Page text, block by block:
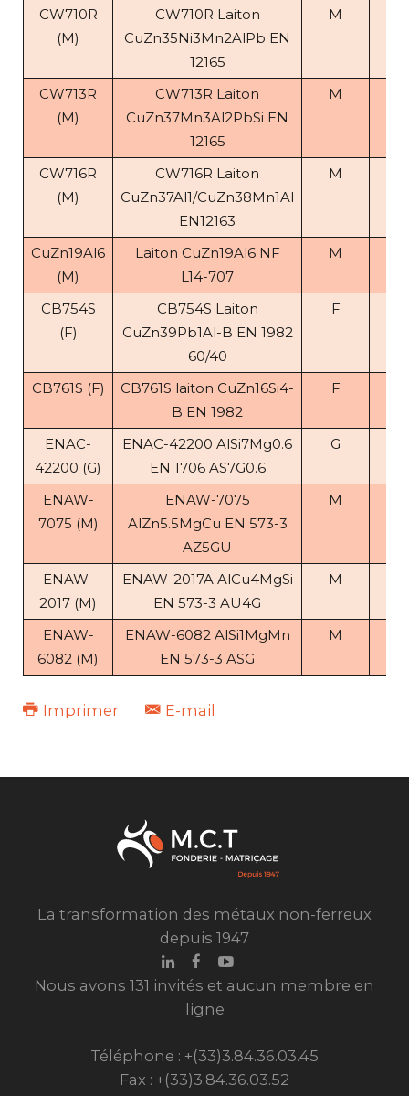
CW710R
(M)
CW710R Laiton
CuZn35Ni3Mn2AlPb EN
12165
M
CW713R
(M)
CW713R Laiton
CuZn37Mn3Al2PbSi EN
12165
M
CW716R
(M)
CW716R Laiton
CuZn37Al1/CuZn38Mn1Al
EN12163
M
CuZn19Al6
(M)
Laiton CuZn19Al6 NF
L14-707
M
CB754S
(F)
CB754S Laiton
CuZn39Pb1Al-B EN 1982
60/40
F
CB761S (F)
CB761S laiton CuZn16Si4-
B EN 1982
F
ENAC-
42200 (G)
ENAC-42200 AlSi7Mg0.6
EN 1706 AS7G0.6
G
ENAW-
7075 (M)
ENAW-7075
AlZn5.5MgCu EN 573-3
AZ5GU
M
ENAW-
2017 (M)
ENAW-2017A AlCu4MgSi
EN 573-3 AU4G
M
ENAW-
6082 (M)
ENAW-6082 AlSi1MgMn
EN 573-3 ASG
M
Imprimer E-mail
La transformation des métaux non-ferreux
depuis 1947
Nous avons 131 invités et aucun membre en
ligne
Téléphone : +(33)3.84.36.03.45
Fax : +(33)3.84.36.03.52